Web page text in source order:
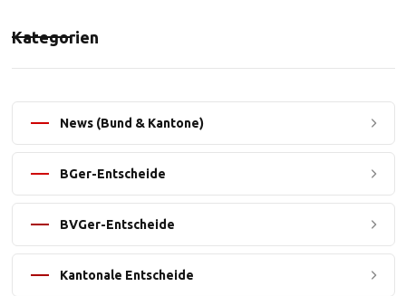
Kategorien
News (Bund & Kantone)
BGer-Entscheide
BVGer-Entscheide
Kantonale Entscheide